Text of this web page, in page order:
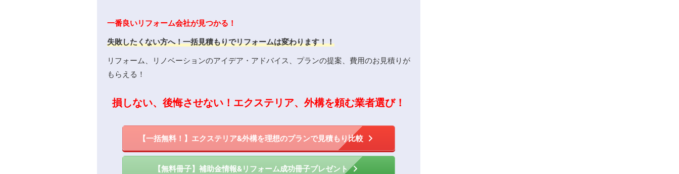
一番良いリフォーム会社が見つかる！
失敗したくない方へ！一括見積もりでリフォームは変わります！！
リフォーム、リノベーションのアイデア・アドバイス、プランの提案、費用のお見積りが
もらえる！
損しない、後悔させない！エクステリア、外構を頼む業者選び！
【一括無料！】エクステリア&外構を理想のプランで見積もり比較
【無料冊子】補助金情報&リフォーム成功冊子プレゼント